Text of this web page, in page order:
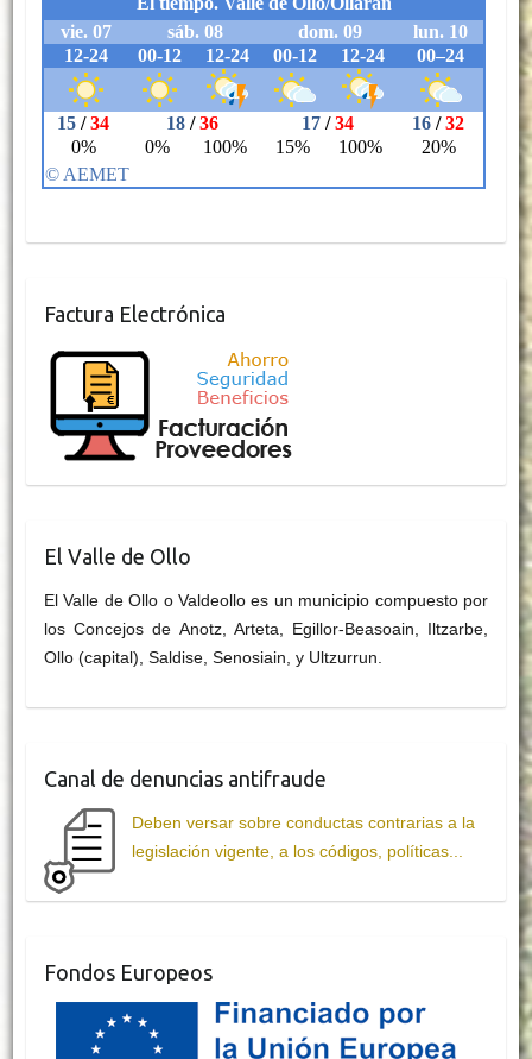
Factura Electrónica
El Valle de Ollo
El Valle de Ollo o Valdeollo es un municipio compuesto por
los Concejos de Anotz, Arteta, Egillor-Beasoain, Iltzarbe,
Ollo (capital), Saldise, Senosiain, y Ultzurrun.
Canal de denuncias antifraude
Deben versar sobre conductas contrarias a la
legislación vigente, a los códigos, políticas...
Fondos Europeos